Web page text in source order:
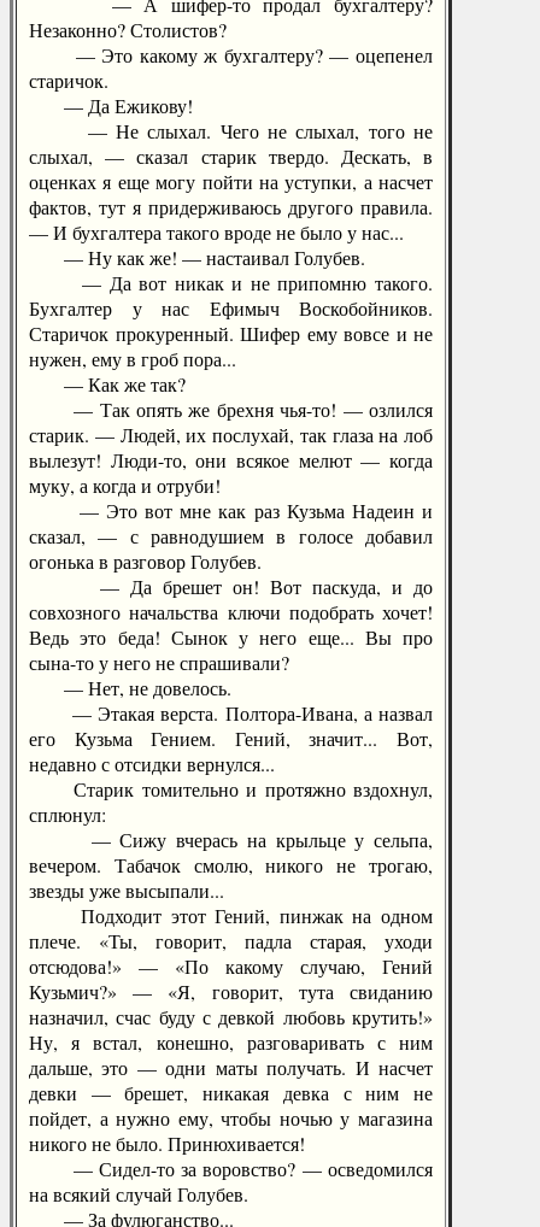
Незаконно? Столистов?
— Это какому ж бухгалтеру? — оцепенел
старичок.
— Да Ежикову!
— Не слыхал. Чего не слыхал, того не
слыхал, — сказал старик твердо. Дескать, в
оценках я еще могу пойти на уступки, а насчет
фактов, тут я придерживаюсь другого правила.
— И бухгалтера такого вроде не было у нас...
— Ну как же! — настаивал Голубев.
— Да вот никак и не припомню такого.
Бухгалтер у нас Ефимыч Воскобойников.
Старичок прокуренный. Шифер ему вовсе и не
нужен, ему в гроб пора...
— Как же так?
— Так опять же брехня чья-то! — озлился
старик. — Людей, их послухай, так глаза на лоб
вылезут! Люди-то, они всякое мелют — когда
муку, а когда и отруби!
— Это вот мне как раз Кузьма Надеин и
сказал, — с равнодушием в голосе добавил
огонька в разговор Голубев.
— Да брешет он! Вот паскуда, и до
совхозного начальства ключи подобрать хочет!
Ведь это беда! Сынок у него еще... Вы про
сына-то у него не спрашивали?
— Нет, не довелось.
— Этакая верста. Полтора-Ивана, а назвал
его Кузьма Гением. Гений, значит... Вот,
недавно с отсидки вернулся...
Старик томительно и протяжно вздохнул,
сплюнул:
— Сижу вчерась на крыльце у сельпа,
вечером. Табачок смолю, никого не трогаю,
звезды уже высыпали...
Подходит этот Гений, пинжак на одном
плече. «Ты, говорит, падла старая, уходи
отсюдова!» — «По какому случаю, Гений
Кузьмич?» — «Я, говорит, тута свиданию
назначил, счас буду с девкой любовь крутить!»
Ну, я встал, конешно, разговаривать с ним
дальше, это — одни маты получать. И насчет
девки — брешет, никакая девка с ним не
пойдет, а нужно ему, чтобы ночью у магазина
никого не было. Принюхивается!
— Сидел-то за воровство? — осведомился
на всякий случай Голубев.
— За фулюганство...